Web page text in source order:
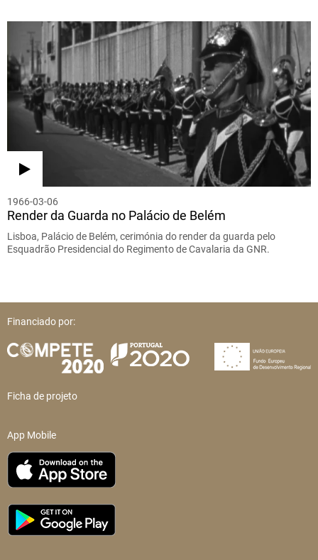
1966-03-06
Render da Guarda no Palácio de Belém
Lisboa, Palácio de Belém, cerimónia do render da guarda pelo
Esquadrão Presidencial do Regimento de Cavalaria da GNR.
Financiado por:
Ficha de projeto
App Mobile